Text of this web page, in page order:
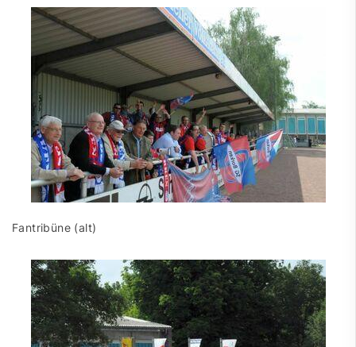
Fantribüne (alt)